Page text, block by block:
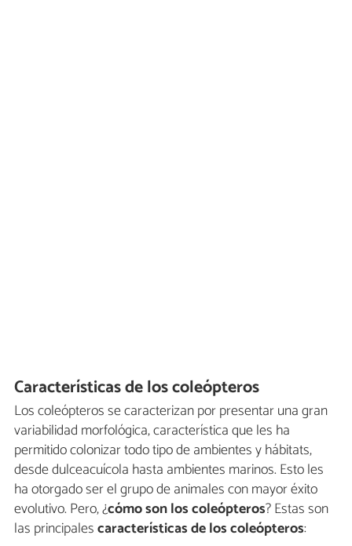
Características de los coleópteros
Los coleópteros se caracterizan por presentar una gran
variabilidad morfológica, característica que les ha
permitido colonizar todo tipo de ambientes y hábitats,
desde dulceacuícola hasta ambientes marinos. Esto les
ha otorgado ser el grupo de animales con mayor éxito
evolutivo. Pero, ¿cómo son los coleópteros? Estas son
las principalescaracterísticas de los coleópteros: